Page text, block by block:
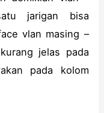
jarigan bisa
vlan masing –
jelas pada
pada kolom